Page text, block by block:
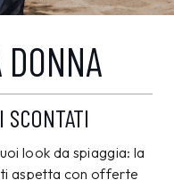
look da spiaggia: la
aspetta con offerte